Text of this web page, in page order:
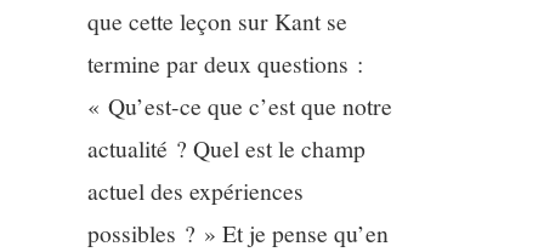
que cette leçon sur Kant se
termine par deux questions :
« Qu’est-ce que c’est que notre
actualité ? Quel est le champ
actuel des expériences
possibles ? » Et je pense qu’en